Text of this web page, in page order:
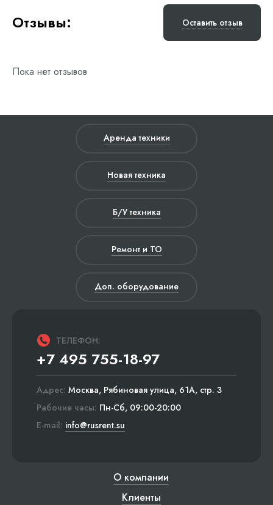
Отзывы: Оставить отзыв
Пока нет отзывов
Аренда техники
Новая техника
Б/У техника
Ремонт и ТО
Доп. оборудование
ТЕЛЕФОН:
+7 495 755-18-97
Адрес: Москва, Рябиновая улица, 61А, стр. 3
Рабочие часы: Пн-Сб, 09:00-20:00
E-mail: info@rusrent.su
О компании
Клиенты